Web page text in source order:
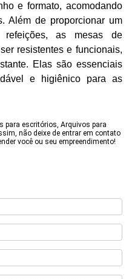
e formato, acomodando
Além de proporcionar um
refeições, as mesas de
resistentes e funcionais,
Elas são essenciais
e higiênico para as
para escritórios, Arquivos para
não deixe de entrar em contato
você ou seu empreendimento!